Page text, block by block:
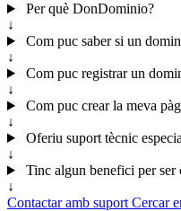
Per què DonDominio?
↓
Com puc saber si un
↓
Com puc registrar un
↓
Com puc crear la meva
↓
Oferiu suport tècnic
↓
Tinc algun benefici per
↓
Contactar amb suport Cercar